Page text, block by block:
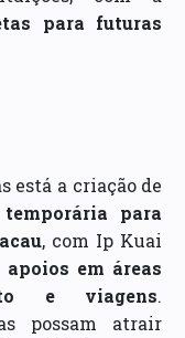
para futuras
está a criação de
para
, com Ip Kuai
apoios em áreas
e viagens.
possam atrair